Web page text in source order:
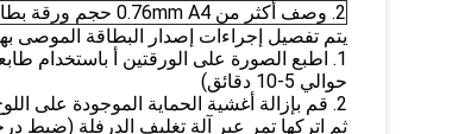
2. وصف أكثر من 0.76mm A4 حجم ورقة بطاقة التنين ورقة غير التصفيح الطباعة النافثة للحبر لبطاقات الهوية
يتم تفصيل إجراءات إصدار البطاقة الموصى
1. اطبع الصورة على الورقتين أ باستخدام
حوالي 5-10 دقائق)
2. قم بإزالة أغشية الحماية الموجودة على
ثم اتركها تمر عبر آلة تغليف الدرفلة (ضبط درجة